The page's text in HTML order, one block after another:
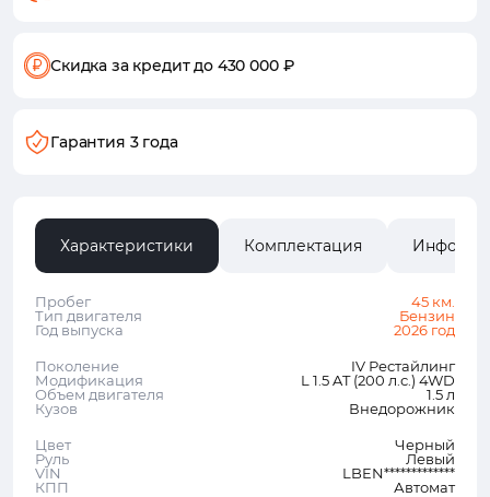
Скидка за кредитдо 430 000 ₽
Гарантия 3 года
Характеристики Комплектация
Пробег
45 км.
Тип двигателя
Бензин
Год выпуска
2026 год
Поколение
IV Рестайлинг
Модификация
L 1.5 AT (200 л.с.) 4WD
Объем двигателя
1.5 л
Кузов
Внедорожник
Цвет
Черный
Руль
Левый
VIN
LBEN*************
КПП
Автомат